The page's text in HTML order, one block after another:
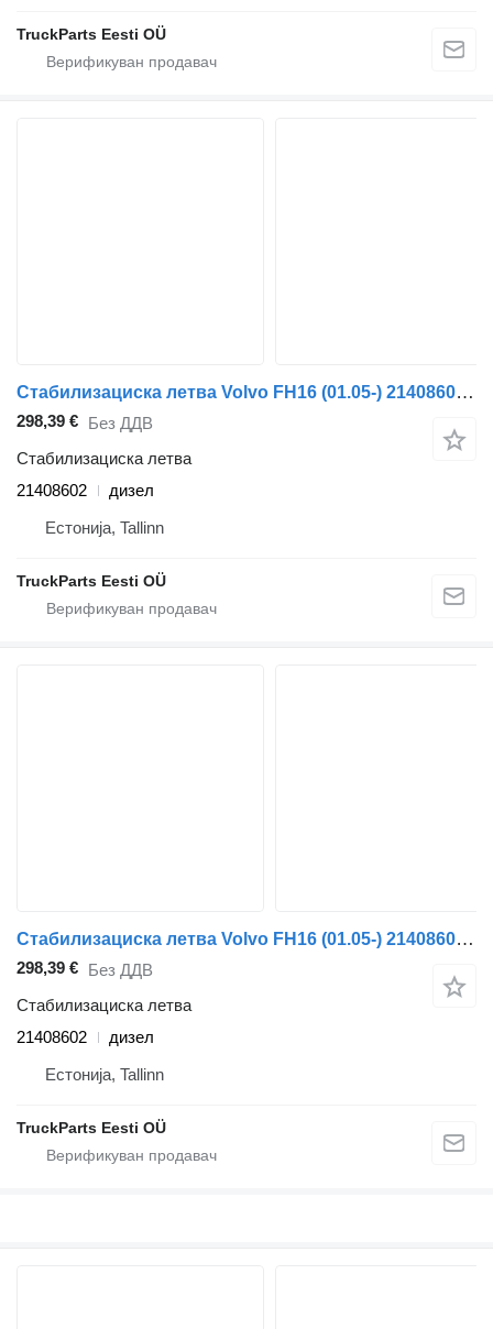
TruckParts Eesti OÜ
Стабилизациска летва Volvo FH16 (01.05-) 21408602 за камион влекач Volvo FH12, FH16, NH12, FH, VNL780 (1993-2014)
298,39 € Без ДДВ
Стабилизациска летва
21408602
дизел
Естонија, Tallinn
TruckParts Eesti OÜ
Стабилизациска летва Volvo FH16 (01.05-) 21408602 за камион влекач Volvo FH12, FH16, NH12, FH, VNL780 (1993-2014)
298,39 € Без ДДВ
Стабилизациска летва
21408602
дизел
Естонија, Tallinn
TruckParts Eesti OÜ